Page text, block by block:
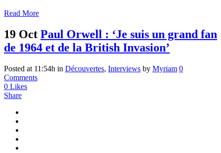
Read More
19 Oct Paul Orwell : ‘Je suis un grand fan
de 1964 et de la British Invasion’
Posted at 11:54h in Découvertes, Interviews by Myriam 0
Comments
0 Likes
Share